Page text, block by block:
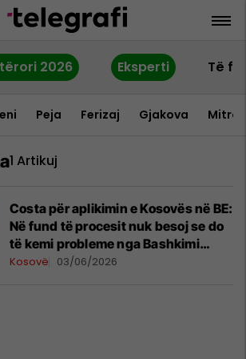
2026 Eksperti Të
Peja Ferizaj Gjakova
1 Artikuj
Costa për aplikimin e Kosovës në BE:
Në fund të procesit nuk besoj se do
të kemi probleme nga Bashkimi
Evropian
Kosovë 03/06/2026